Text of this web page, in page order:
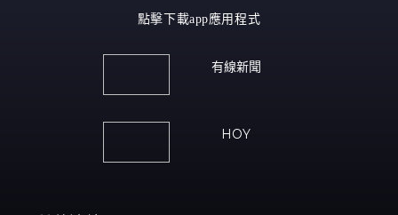
點擊下載app應用程式
有線新聞
HOY